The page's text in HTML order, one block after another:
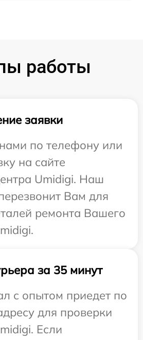
работы
заявки
по телефону или
на сайте
Umidigi. Наш
Вам для
ремонта Вашего
за 35 минут
с опытом приедет по
для проверки
Если